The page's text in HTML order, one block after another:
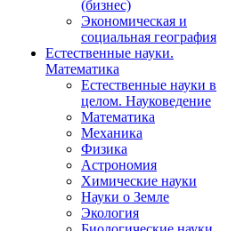
(бизнес)
Экономическая и
социальная география
Естественные науки.
Математика
Естественные науки в
целом. Науковедение
Математика
Механика
Физика
Астрономия
Химические науки
Науки о Земле
Экология